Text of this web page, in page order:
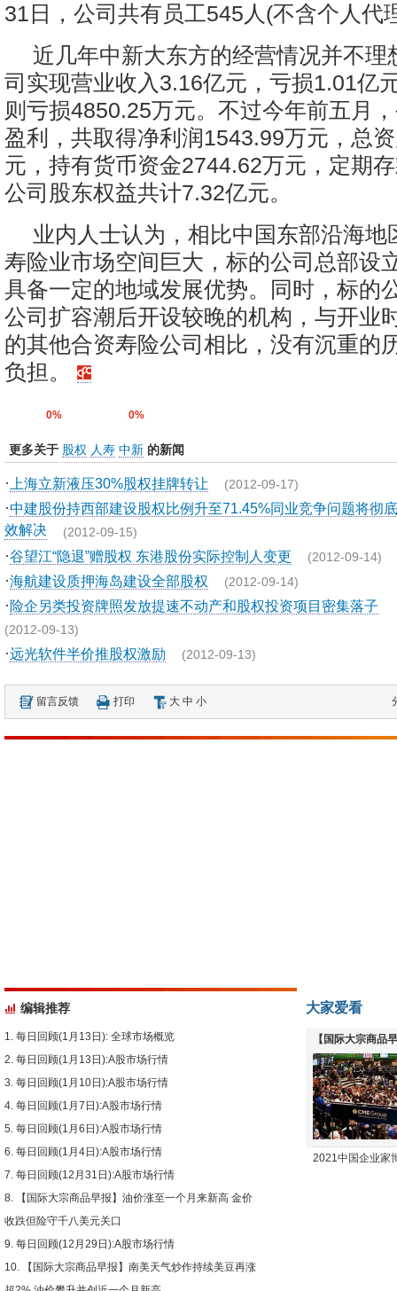
31日，公司共有员工545人(不含个人代
近几年中新大东方的经营情况并不理
司实现营业收入3.16亿元，亏损1.01亿
则亏损4850.25万元。不过今年前五月
盈利，共取得净利润1543.99万元，总
元，持有货币资金2744.62万元，定期
公司股东权益共计7.32亿元。
业内人士认为，相比中国东部沿海地
寿险业市场空间巨大，标的公司总部设
具备一定的地域发展优势。同时，标的
公司扩容潮后开设较晚的机构，与开业
的其他合资寿险公司相比，没有沉重的
负担。
0% 0%
更多关于 股权 人寿 中新 的新闻
· 上海立新液压30%股权挂牌转让 (2012-09-17)
·中建股份持西部建设股权比例升至71.45%同业竞争问题将彻
效解决 (2012-09-15)
·谷望江“隐退”赠股权 东港股份实际控制人变更 (2012-09-14)
·海航建设质押海岛建设全部股权 (2012-09-14)
·险企另类投资牌照发放提速不动产和股权投资项目密集落子
(2012-09-13)
·远光软件半价推股权激励 (2012-09-13)
留言反馈 打印 大 中 小
编辑推荐
每日回顾(1月13日): 全球市场概览
每日回顾(1月13日):A股市场行情
每日回顾(1月10日):A股市场行情
每日回顾(1月7日):A股市场行情
每日回顾(1月6日):A股市场行情
每日回顾(1月4日):A股市场行情
每日回顾(12月31日):A股市场行情
【国际大宗商品早报】油价涨至一个月来新高 金价
收跌但险守千八美元关口
每日回顾(12月29日):A股市场行情
【国际大宗商品早报】南美天气炒作持续美豆再涨
大家爱看
【国际大宗商品
下跌
2021中国企业家